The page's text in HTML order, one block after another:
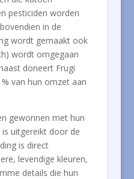
pesticiden worden
in de
wordt gemaakt ook
wordt omgegaan
doneert Frugi
van hun omzet aan
gewonnen met hun
uitgereikt door de
is direct
levendige kleuren,
details die hun